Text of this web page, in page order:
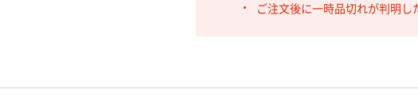
ご注文後に一時品切れが判明し